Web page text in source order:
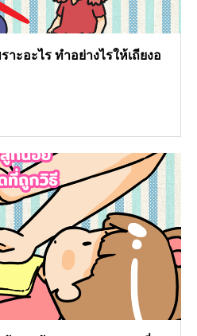
าะอะไร ทำอย่างไรให้เถียงอ